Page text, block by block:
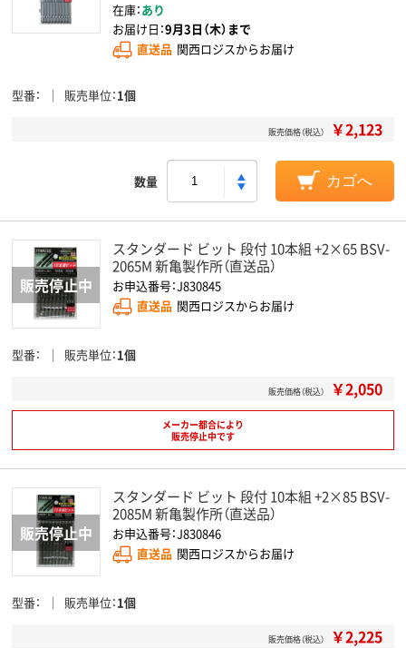
在庫：あり
お届け日：9月3日（木）まで
直送品 関西ロジスからお届け
型番 販売単位 1個
販売価格（税込） ￥2,123
数量 カゴへ
スタンダード ビット 段付 10本組 +2×65 BSV-
2065M 新亀製作所（直送品）
お申込番号：J830845
直送品 関西ロジスからお届け
型番 販売単位 1個
販売価格（税込） ￥2,050
メーカー都合により
販売停止中です
スタンダード ビット 段付 10本組 +2×85 BSV-
2085M 新亀製作所（直送品）
お申込番号：J830846
直送品 関西ロジスからお届け
型番 販売単位 1個
販売価格（税込） ￥2,225